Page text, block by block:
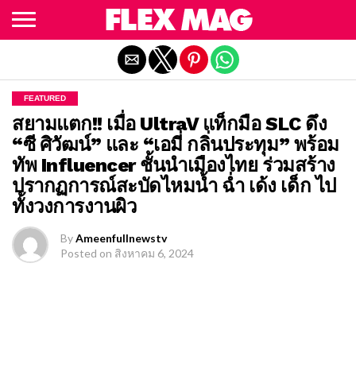
FEATURED
สยามแตก!! เมื่อ UltraV แท็กมือ SLC ดึง
“ซี ศิวัฒน์” และ “เอมี่ กลิ่นประทุม” พร้อม
ทัพ Influencer ชั้นนำเมืองไทย ร่วมสร้าง
ปรากฏการณ์สะบัดไหมน้ำ ฉ่ำ เด้ง เด็ก ไป
ทั้งวงการงานผิว
ByAmeenfullnewstv
Posted on สิงหาคม 6, 2024
Exit mobile version